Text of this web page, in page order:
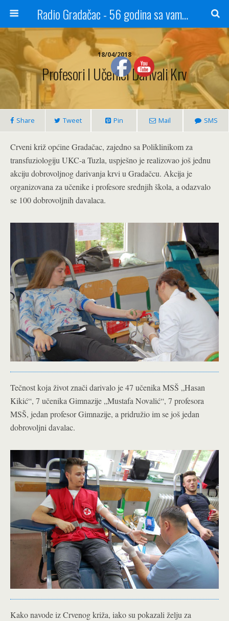
Radio Gradačac - 56 godina sa vama...
18/04/2018
Profesori I Učenici Darivali Krv
Share Tweet Pin Mail SMS
Crveni križ općine Gradačac, zajedno sa Poliklinikom za
transfuziologiju UKC-a Tuzla, uspješno je realizovao još jednu
akciju dobrovoljnog darivanja krvi u Gradačcu. Akcija je
organizovana za učenike i profesore srednjih škola, a odazvalo
se 100 dobrovoljnih davalaca.
Tečnost koja život znači darivalo je 47 učenika MSŠ „Hasan
Kikić“, 7 učenika Gimnazije „Mustafa Novalić“, 7 profesora
MSŠ, jedan profesor Gimnazije, a pridružio im se još jedan
dobrovoljni davalac.
Kako navode iz Crvenog križa, iako su pokazali želju za